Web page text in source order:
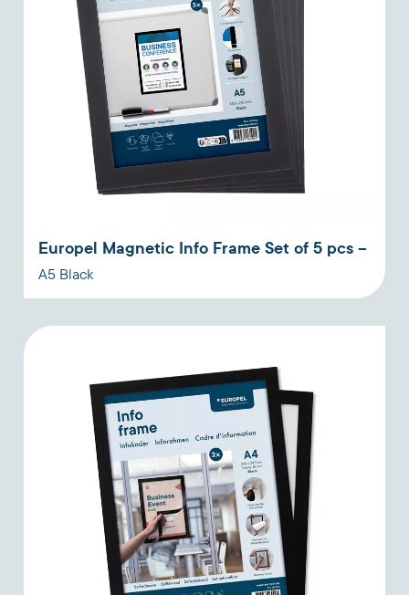
Europel Magnetic Info Frame Set of 5 pcs –
A5 Black